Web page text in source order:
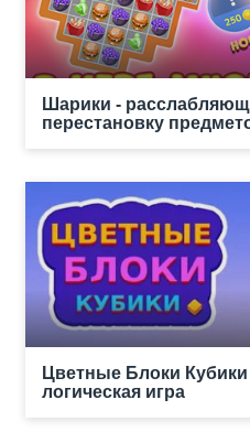
Шарики -
перестановку
Цветные Блоки
логическая игра